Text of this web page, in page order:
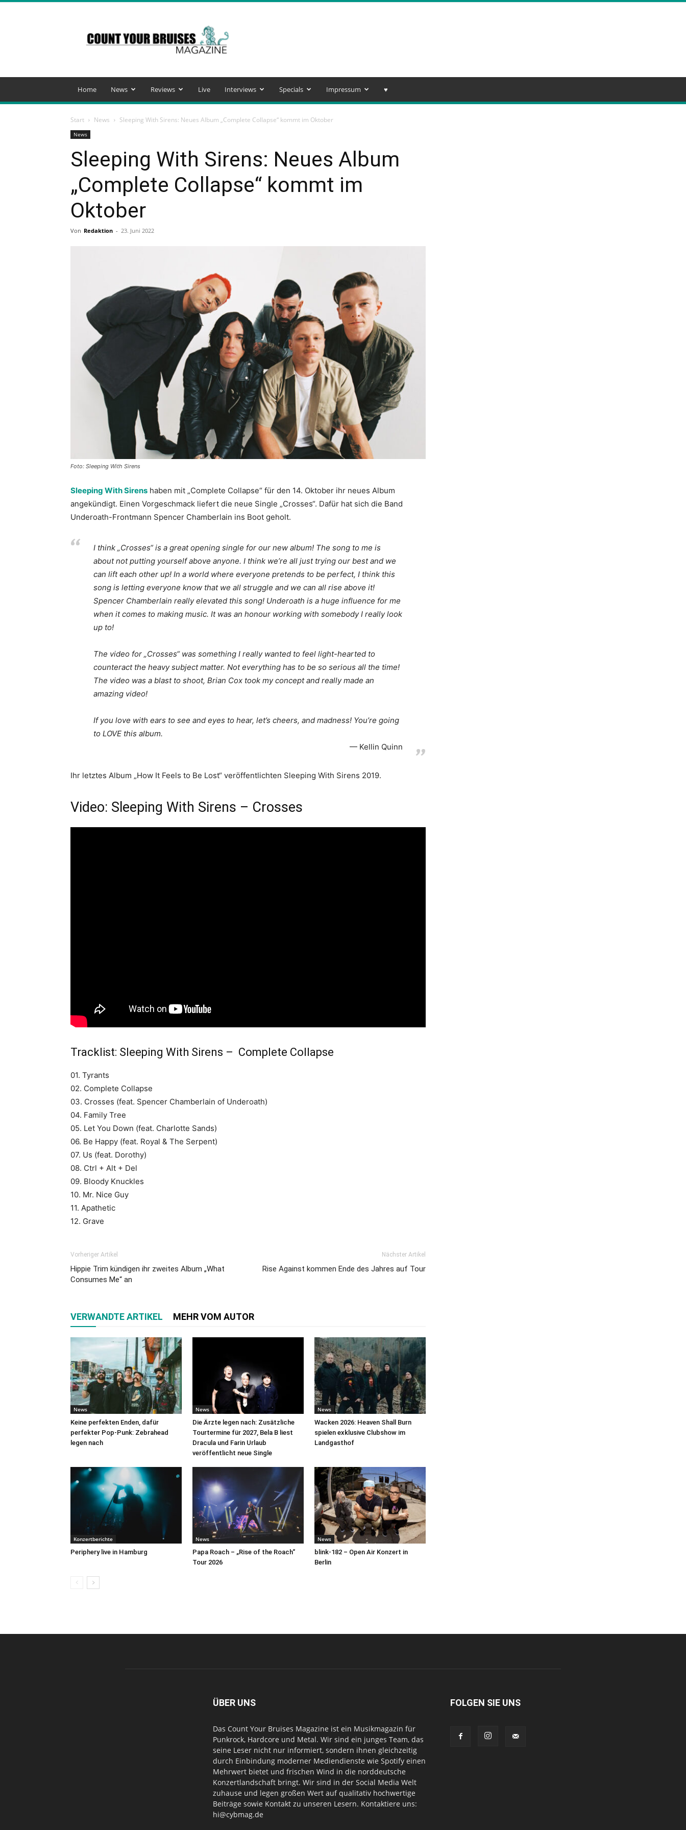
Your
Bruises
Magazine
Home News Reviews Live Interviews Specials Impressum ♥️
Start News Sleeping With Sirens: Neues Album „Complete Collapse“ kommt im Oktober
News
Sleeping With Sirens: Neues Album
„Complete Collapse“ kommt im
Oktober
Von Redaktion - 23. Juni 2022
Foto: Sleeping With Sirens
Sleeping With Sirens haben mit „Complete Collapse“ für den 14. Oktober ihr neues Album
angekündigt. Einen Vorgeschmack liefert die neue Single „Crosses“. Dafür hat sich die Band
Underoath-Frontmann Spencer Chamberlain ins Boot geholt.
I think „Crosses“ is a great opening single for our new album! The song to me is
about not putting yourself above anyone. I think we’re all just trying our best and we
can lift each other up! In a world where everyone pretends to be perfect, I think this
song is letting everyone know that we all struggle and we can all rise above it!
Spencer Chamberlain really elevated this song! Underoath is a huge influence for me
when it comes to making music. It was an honour working with somebody I really look
up to!
The video for „Crosses“ was something I really wanted to feel light-hearted to
counteract the heavy subject matter. Not everything has to be so serious all the time!
The video was a blast to shoot, Brian Cox took my concept and really made an
amazing video!
If you love with ears to see and eyes to hear, let’s cheers, and madness! You’re going
to LOVE this album.
Kellin Quinn
Ihr letztes Album „How It Feels to Be Lost“ veröffentlichten Sleeping With Sirens 2019.
Video: Sleeping With Sirens – Crosses
Tracklist: Sleeping With Sirens – Complete Collapse
01. Tyrants
02. Complete Collapse
03. Crosses (feat. Spencer Chamberlain of Underoath)
04. Family Tree
05. Let You Down (feat. Charlotte Sands)
06. Be Happy (feat. Royal & The Serpent)
07. Us (feat. Dorothy)
08. Ctrl + Alt + Del
09. Bloody Knuckles
10. Mr. Nice Guy
11. Apathetic
12. Grave
Vorheriger Artikel
Hippie Trim kündigen ihr zweites Album „What
Consumes Me“ an
Nächster Artikel
Rise Against kommen Ende des Jahres auf Tour
VERWANDTE ARTIKEL MEHR VOM AUTOR
News
Keine perfekten Enden, dafür
perfekter Pop-Punk: Zebrahead
legen nach
News
Die Ärzte legen nach: Zusätzliche
Tourtermine für 2027, Bela B liest
Dracula und Farin Urlaub
veröffentlicht neue Single
News
Wacken 2026: Heaven Shall Burn
spielen exklusive Clubshow im
Landgasthof
Konzertberichte
Periphery live in Hamburg
News
Papa Roach – „Rise of the Roach“
Tour 2026
News
blink-182 – Open Air Konzert in
Berlin
ÜBER UNS
Das Count Your Bruises Magazine ist ein Musikmagazin für
Punkrock, Hardcore und Metal. Wir sind ein junges Team, das
seine Leser nicht nur informiert, sondern ihnen gleichzeitig
durch Einbindung moderner Mediendienste wie Spotify einen
Mehrwert bietet und frischen Wind in die norddeutsche
Konzertlandschaft bringt. Wir sind in der Social Media Welt
zuhause und legen großen Wert auf qualitativ hochwertige
Beiträge sowie Kontakt zu unseren Lesern. Kontaktiere uns:
hi@cybmag.de
FOLGEN SIE UNS